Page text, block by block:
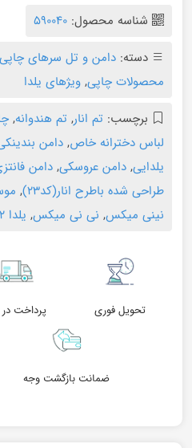
شناسه محصول: 590040
دسته: دامن و تل سرهای
محصولات چاپی, ویژهای یلدا
برچسب: تم انار, تم هندوانه,
لباس دخترانه خاص, دامن
یلدایی, دامن عروسکی, دامن
طراحی شده باطرح انار(کد۲۳)
,
نینی میکس, نی نی میکس, یلدا ۱۴۰۲
تحویل فوری پرداخت
ضمانت بازگشت وجه